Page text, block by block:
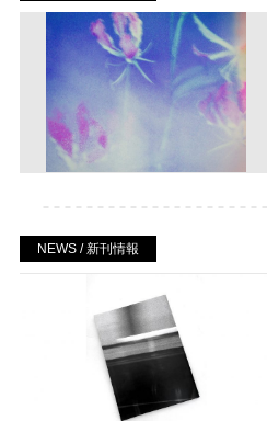
NEWS / 新刊情報